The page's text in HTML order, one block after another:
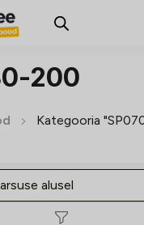
200
Kategooria